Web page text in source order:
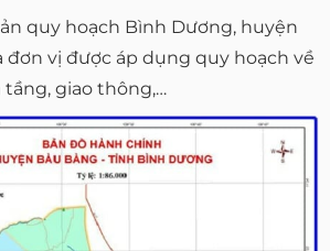
quy hoạch Bình Dương, huyện
đơn vị được áp dụng quy hoạch về
tầng, giao thông,…